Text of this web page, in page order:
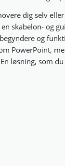
dig selv
skabelon- og
og
PowerPoint,
løsning, som